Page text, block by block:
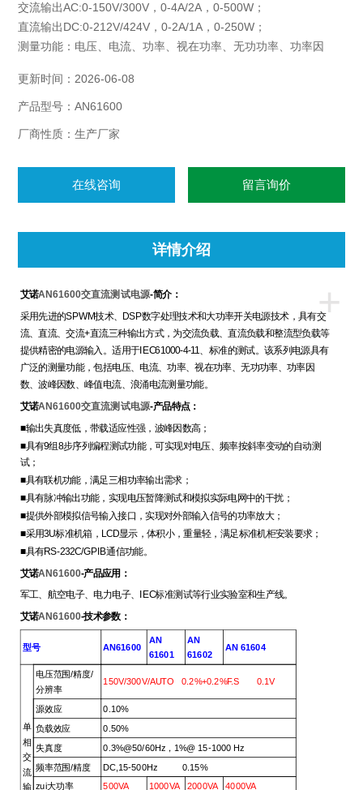
交流输出AC:0-150V/300V，0-4A/2A，0-500W；
直流输出DC:0-212V/424V，0-2A/1A，0-250W；
测量功能：电压、电流、功率、视在功率、无功功率、功率因
更新时间：2026-06-08
产品型号：AN61600
厂商性质：生产厂家
在线咨询 留言询价
详情介绍
+
艾诺AN61600交直流测试电源-简介：
采用先进的SPWM技术、DSP数字处理技术和大功率开关电源技术，具有交
流、直流、交流+直流三种输出方式，为交流负载、直流负载和整流型负载等
提供精密的电源输入。适用于IEC61000-4-11、标准的测试。该系列电源具有
广泛的测量功能，包括电压、电流、功率、视在功率、无功功率、功率因
数、波峰因数、峰值电流、浪涌电流测量功能。
艾诺AN61600交直流测试电源-产品特点：
■输出失真度低，带载适应性强，波峰因数高；
■具有9组8步序列编程测试功能，可实现对电压、频率按斜率变动的自动测
试；
■具有联机功能，满足三相功率输出需求；
■具有脉冲输出功能，实现电压暂降测试和模拟实际电网中的干扰；
■提供外部模拟信号输入接口，实现对外部输入信号的功率放大；
■采用3U标准机箱，LCD显示，体积小，重量轻，满足标准机柜安装要求；
■具有RS-232C/GPIB通信功能。
艾诺AN61600-产品应用：
军工、航空电子、电力电子、IEC标准测试等行业实验室和生产线。
艾诺AN61600-技术参数：
型号 AN61600
AN
61601
AN
61602
AN 61604
单
相
交
流
输
电压范围/精度/
分辨率
150V/300V/AUTO 0.2%+0.2%F.S 0.1V
源效应
0.10%
负载效应
0.50%
失真度
0.3%@50/60Hz ，1%@ 15-1000 Hz
频率范围/精度
DC,15-500Hz 0.15%
zui大功率
500VA 1000VA 2000VA 4000VA